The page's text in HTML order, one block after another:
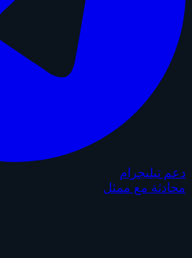
دعم تيليجرام
محادثة مع ممثل